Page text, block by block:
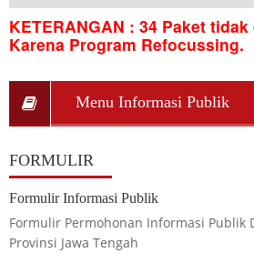
KETERANGAN : 34 Paket
Karena Program Refocussing.
Menu Informasi Publik
FORMULIR
Formulir Informasi Publik
Formulir Permohonan Informasi Publik
Provinsi Jawa Tengah